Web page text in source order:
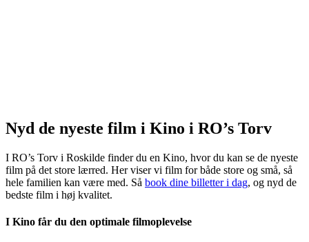
Nyd de nyeste film i Kino i RO’s Torv
I RO’s Torv i Roskilde finder du en Kino, hvor du kan se de nyeste
film på det store lærred. Her viser vi film for både store og små, så
hele familien kan være med. Så book dine billetter i dag, og nyd de
bedste film i høj kvalitet.
I Kino får du den optimale filmoplevelse